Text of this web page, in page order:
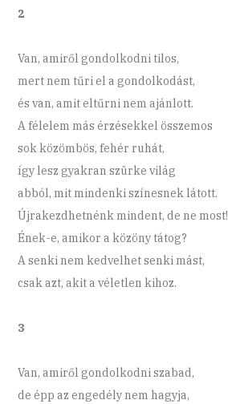
2
Van, amiről gondolkodni tilos,
mert nem tűri el a gondolkodást,
és van, amit eltűrni nem ajánlott.
A félelem más érzésekkel összemos
sok közömbös, fehér ruhát,
így lesz gyakran szürke világ
abból, mit mindenki színesnek látott.
Újrakezdhetnénk mindent, de ne most!
Ének-e, amikor a közöny tátog?
A senki nem kedvelhet senki mást,
csak azt, akit a véletlen kihoz.
3
Van, amiről gondolkodni szabad,
de épp az engedély nem hagyja,